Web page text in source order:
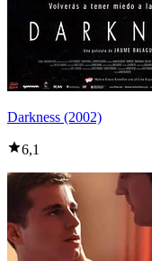
Darkness (2002)
6,1